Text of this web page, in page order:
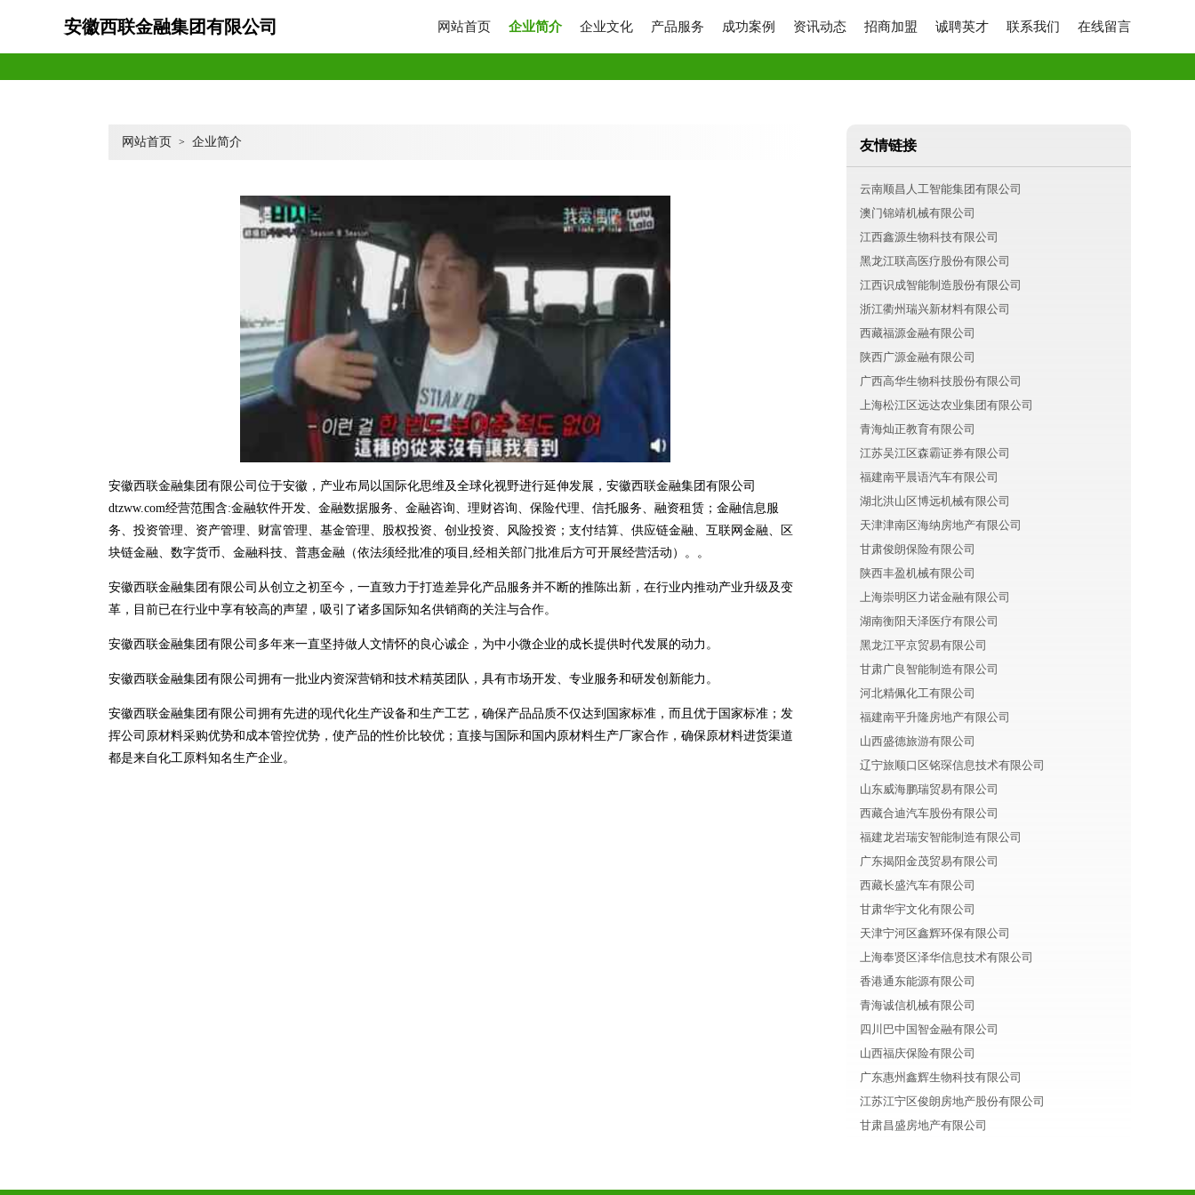
安徽西联金融集团有限公司 网站首页 企业简介 企业文化 产品服务 成功案例 资讯动态 招商加盟 诚聘英才 联系我们 在线留言
网站首页 > 企业简介
安徽西联金融集团有限公司位于安徽，产业布局以国际化思维及全球化视野进行延伸发展，安徽西联金融集团有限公司
dtzww.com经营范围含:金融软件开发、金融数据服务、金融咨询、理财咨询、保险代理、信托服务、融资租赁；金融信息服
务、投资管理、资产管理、财富管理、基金管理、股权投资、创业投资、风险投资；支付结算、供应链金融、互联网金融、区
块链金融、数字货币、金融科技、普惠金融（依法须经批准的项目,经相关部门批准后方可开展经营活动）。。
安徽西联金融集团有限公司从创立之初至今，一直致力于打造差异化产品服务并不断的推陈出新，在行业内推动产业升级及变
革，目前已在行业中享有较高的声望，吸引了诸多国际知名供销商的关注与合作。
安徽西联金融集团有限公司多年来一直坚持做人文情怀的良心诚企，为中小微企业的成长提供时代发展的动力。
安徽西联金融集团有限公司拥有一批业内资深营销和技术精英团队，具有市场开发、专业服务和研发创新能力。
安徽西联金融集团有限公司拥有先进的现代化生产设备和生产工艺，确保产品品质不仅达到国家标准，而且优于国家标准；发
挥公司原材料采购优势和成本管控优势，使产品的性价比较优；直接与国际和国内原材料生产厂家合作，确保原材料进货渠道
都是来自化工原料知名生产企业。
友情链接
云南顺昌人工智能集团有限公司
澳门锦靖机械有限公司
江西鑫源生物科技有限公司
黑龙江联高医疗股份有限公司
江西识成智能制造股份有限公司
浙江衢州瑞兴新材料有限公司
西藏福源金融有限公司
陕西广源金融有限公司
广西高华生物科技股份有限公司
上海松江区远达农业集团有限公司
青海灿正教育有限公司
江苏吴江区森霸证券有限公司
福建南平晨语汽车有限公司
湖北洪山区博远机械有限公司
天津津南区海纳房地产有限公司
甘肃俊朗保险有限公司
陕西丰盈机械有限公司
上海崇明区力诺金融有限公司
湖南衡阳天泽医疗有限公司
黑龙江平京贸易有限公司
甘肃广良智能制造有限公司
河北精佩化工有限公司
福建南平升隆房地产有限公司
山西盛德旅游有限公司
辽宁旅顺口区铭琛信息技术有限公司
山东威海鹏瑞贸易有限公司
西藏合迪汽车股份有限公司
福建龙岩瑞安智能制造有限公司
广东揭阳金茂贸易有限公司
西藏长盛汽车有限公司
甘肃华宇文化有限公司
天津宁河区鑫辉环保有限公司
上海奉贤区泽华信息技术有限公司
香港通东能源有限公司
青海诚信机械有限公司
四川巴中国智金融有限公司
山西福庆保险有限公司
广东惠州鑫辉生物科技有限公司
江苏江宁区俊朗房地产股份有限公司
甘肃昌盛房地产有限公司